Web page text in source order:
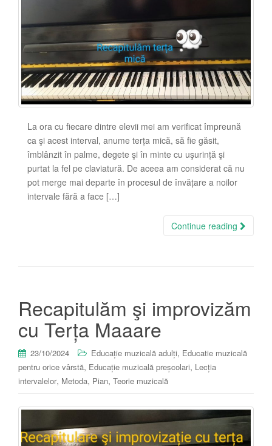
La ora cu fiecare dintre elevii mei am verificat împreună
ca şi acest interval, anume terța mică, să fie găsit,
îmblânzit în palme, degete şi în minte cu uşurință şi
purtat la fel pe claviatură. De aceea am considerat că nu
pot merge mai departe în procesul de învățare a noilor
intervale fără a face […]
Continue reading
Recapitulăm şi improvizăm
cu Terța Maaare
23/10/2024 Educație muzicală adulți, Educatie muzicală
pentru orice vârstă, Educație muzicală preșcolari, Lecția
intervalelor, Metoda, Pian, Teorie muzicală